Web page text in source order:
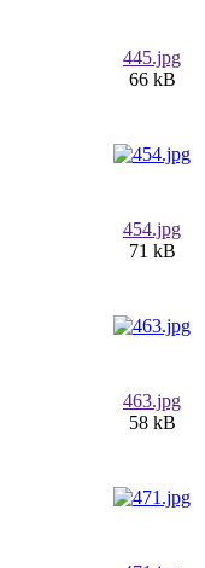
445.jpg
66 kB
454.jpg
71 kB
463.jpg
58 kB